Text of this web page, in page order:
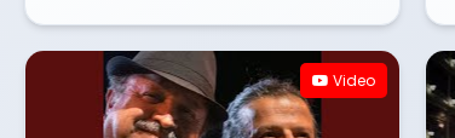
Video